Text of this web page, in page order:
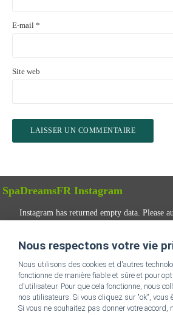
E-mail *
Site web
SpaDreamsFR Instagram
Instagram has returned empty data. Please
SUIVEZ-NOUS
Nous respectons votre vie
Nous utilisons des cookies et d'autres
fonctionne de manière fiable et sûre et pour
d'utilisateur. Pour que cela fonctionne, nous
nos utilisateurs. Si vous cliquez sur "ok", vous
Si vous ne souhaitez pas donner votre accord,